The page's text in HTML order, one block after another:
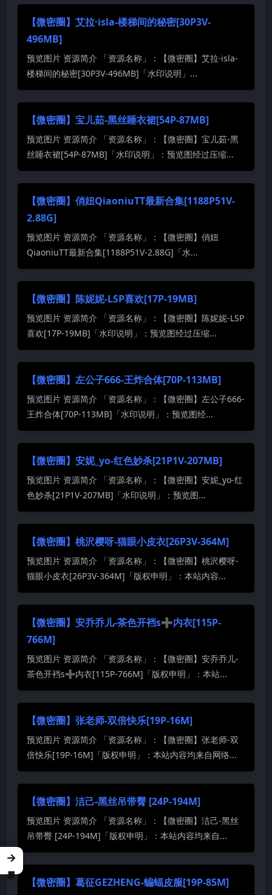
【微密圈】艾拉·isla-楼梯间的秘密[30P3V-
496MB]
预览图片 资源简介 「资源名称」：【微密圈】艾拉·isla-
楼梯间的秘密[30P3V-496MB]「水印说明」...
【微密圈】宝儿茹-黑丝睡衣裙[54P-87MB]
预览图片 资源简介 「资源名称」：【微密圈】宝儿茹-黑
丝睡衣裙[54P-87MB]「水印说明」：预览图经过压缩...
【微密圈】俏妞QiaoniuTT最新合集[1188P51V-
2.88G]
预览图片 资源简介 「资源名称」：【微密圈】俏妞
QiaoniuTT最新合集[1188P51V-2.88G]「水...
【微密圈】陈妮妮-LSP喜欢[17P-19MB]
预览图片 资源简介 「资源名称」：【微密圈】陈妮妮-LSP
喜欢[17P-19MB]「水印说明」：预览图经过压缩...
【微密圈】左公子666-王炸合体[70P-113MB]
预览图片 资源简介 「资源名称」：【微密圈】左公子666-
王炸合体[70P-113MB]「水印说明」：预览图经...
【微密圈】安妮_yo-红色妙杀[21P1V-207MB]
预览图片 资源简介 「资源名称」：【微密圈】安妮_yo-红
色妙杀[21P1V-207MB]「水印说明」：预览图...
【微密圈】桃沢樱呀-猫眼小皮衣[26P3V-364M]
预览图片 资源简介 「资源名称」：【微密圈】桃沢樱呀-
猫眼小皮衣[26P3V-364M]「版权申明」：本站内容...
【微密圈】安乔乔儿-茶色开裆s➕内衣[115P-
766M]
预览图片 资源简介 「资源名称」：【微密圈】安乔乔儿-
茶色开裆s➕内衣[115P-766M]「版权申明」：本站...
【微密圈】张老师-双倍快乐[19P-16M]
预览图片 资源简介 「资源名称」：【微密圈】张老师-双
倍快乐[19P-16M]「版权申明」：本站内容均来自网络...
【微密圈】洁己-黑丝吊带臀 [24P-194M]
预览图片 资源简介 「资源名称」：【微密圈】洁己-黑丝
吊带臀 [24P-194M]「版权申明」：本站内容均来自...
【微密圈】葛征GEZHENG-蝙蝠皮服[19P-85M]
→